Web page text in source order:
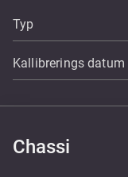
Typ
Kallibrerings datum
Chassi